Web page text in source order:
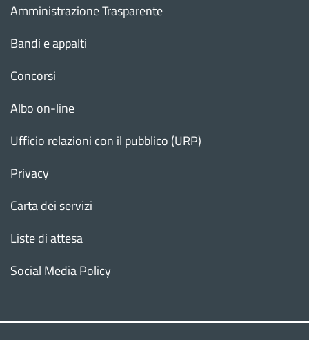
Amministrazione Trasparente
Bandi e appalti
Concorsi
Albo on-line
Ufficio relazioni con il pubblico (URP)
Privacy
Carta dei servizi
Liste di attesa
Social Media Policy